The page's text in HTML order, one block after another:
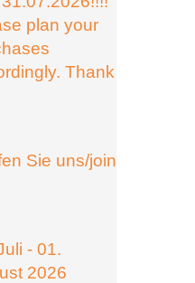
plan your
Thank
Sie uns/join
- 01.
2026